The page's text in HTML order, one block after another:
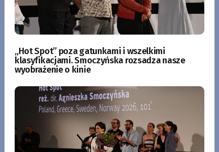
„Hot Spot” poza gatunkami i wszelkimi
klasyfikacjami. Smoczyńska rozsadza nasze
wyobrażenie o kinie